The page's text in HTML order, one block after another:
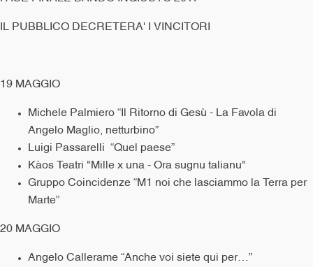
IL PUBBLICO DECRETERA' I VINCITORI
19 MAGGIO
Michele Palmiero “Il Ritorno di Gesù - La Favola di
Angelo Maglio, netturbino”
Luigi Passarelli “Quel paese”
Kàos Teatri "Mille x una - Ora sugnu talianu"
Gruppo Coincidenze “M1 noi che lasciammo la Terra per
Marte”
20 MAGGIO
Angelo Callerame “Anche voi siete qui per…”